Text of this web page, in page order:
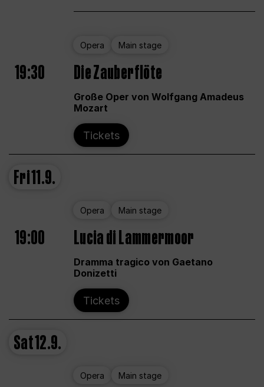
Opera Main stage
19:30 Die Zauberflöte
Große Oper von Wolfgang Amadeus
Mozart
Tickets
Fri11.9.
Opera Main stage
19:00 Lucia di Lammermoor
Dramma tragico von Gaetano
Donizetti
Tickets
Sat12.9.
Opera Main stage